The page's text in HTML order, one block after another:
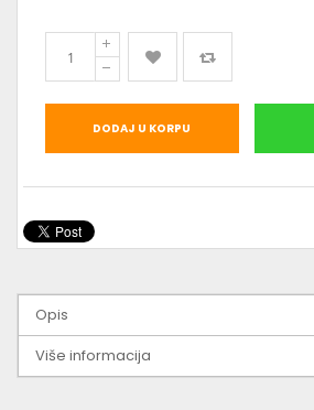
DODAJ U KORPU
Opis
Više informacija